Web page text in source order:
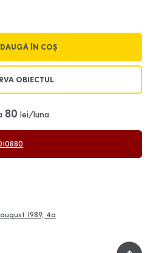
ÎN COȘ
OBIECTUL
80 lei/luna
1989, 4a